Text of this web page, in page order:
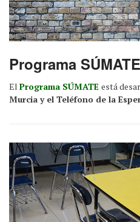
Programa SÚMATE
El Programa SÚMATE está
Murcia y el Teléfono de la